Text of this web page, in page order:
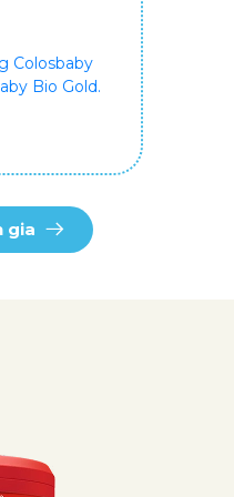
Colosbaby
Bio Gold.
gia